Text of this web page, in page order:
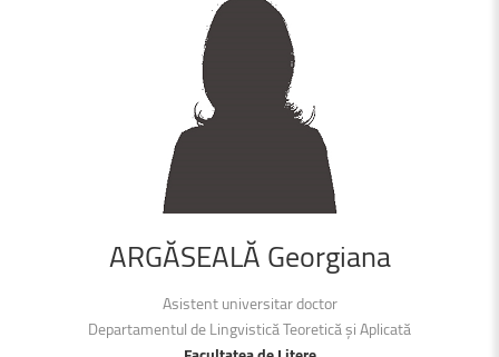
ARGĂSEALĂ Georgiana
Asistent universitar doctor
Departamentul deLingvisticăTeoreticășiAplicată